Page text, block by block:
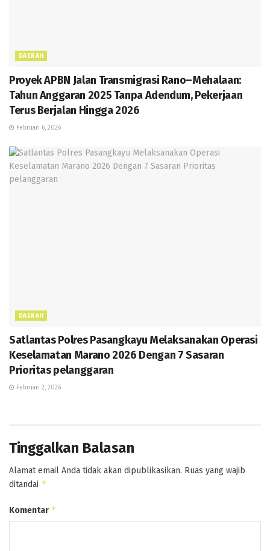
DAERAH
Proyek APBN Jalan Transmigrasi Rano–Mehalaan:
Tahun Anggaran 2025 Tanpa Adendum, Pekerjaan
Terus Berjalan Hingga 2026
Februari 6, 2026
DAERAH
Satlantas Polres Pasangkayu Melaksanakan Operasi
Keselamatan Marano 2026 Dengan 7 Sasaran
Prioritas pelanggaran
Februari 2, 2026
Tinggalkan Balasan
Alamat email Anda tidak akan dipublikasikan. Ruas yang wajib
ditandai *
Komentar *